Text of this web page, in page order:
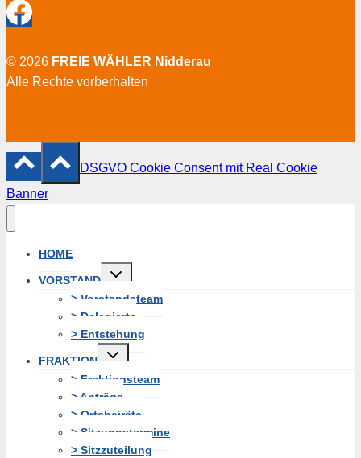
© 2026 FREIE WÄHLER Nidderau
Alle Rechte vorberhalten
DSGVO Cookie Consent mit Real Cookie
Banner
HOME
VORSTAND
Untermenü
erweitern
> Vorstandsteam
> Delegierte
> Entstehung
FRAKTION
Untermenü
erweitern
> Fraktionsteam
> Anträge
> Ortsbeiräte
> Sitzungstermine
> Sitzzuteilung